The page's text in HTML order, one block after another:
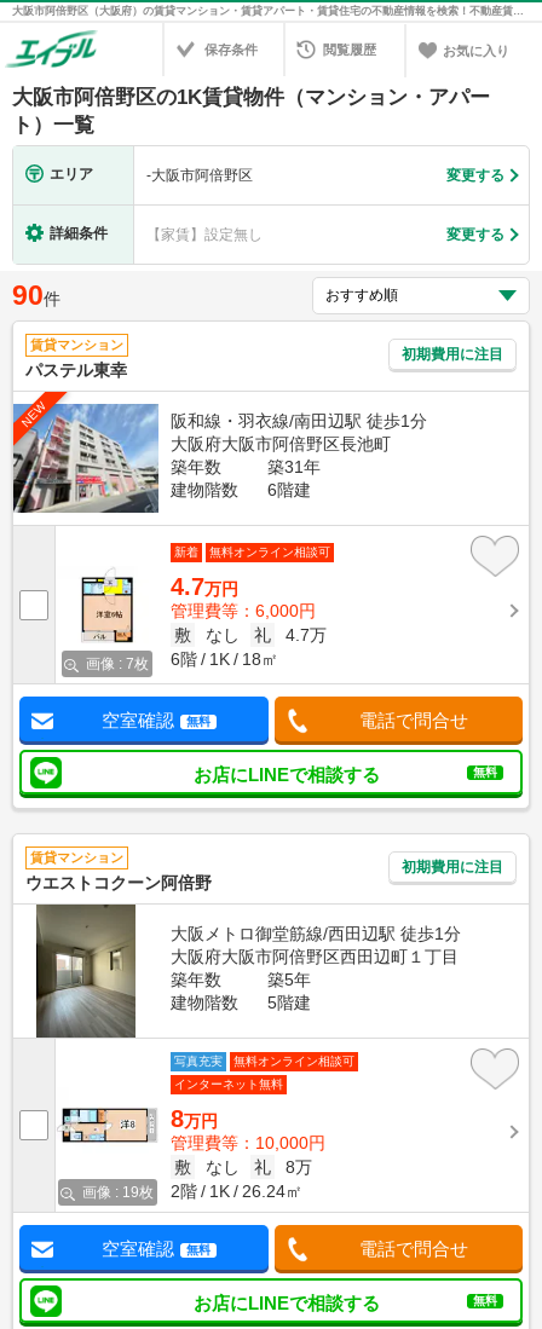
大阪市阿倍野区（大阪府）の賃貸マンション・賃貸アパート・賃貸住宅の不動産情報を検索！不動産賃貸の物件探しは、お部屋探しのエイブル
保存条件 閲覧履歴 お気に入り
大阪市阿倍野区の1K賃貸物件（マンション・アパー
ト）一覧
エリア -大阪市阿倍野区 変更する
詳細条件 【家賃】設定無し 変更する
90件
賃貸マンション
パステル東幸
初期費用に注目
NEW
阪和線・羽衣線/南田辺駅 徒歩1分
大阪府大阪市阿倍野区長池町
築年数
築31年
建物階数
6階建
画像 : 7枚
新着 無料オンライン相談可
4.7万円
管理費等：6,000円
敷
なし 礼
4.7万
6階
1K 18㎡
空室確認 無料 電話で問合せ
お店にLINEで相談する 無料
賃貸マンション
ウエストコクーン阿倍野
初期費用に注目
大阪メトロ御堂筋線/西田辺駅 徒歩1分
大阪府大阪市阿倍野区西田辺町１丁目
築年数
築5年
建物階数
5階建
画像 : 19枚
写真充実
無料オンライン相談可
インターネット無料
8万円
管理費等：10,000円
敷
なし 礼
8万
2階
1K 26.24㎡
空室確認 無料 電話で問合せ
お店にLINEで相談する 無料